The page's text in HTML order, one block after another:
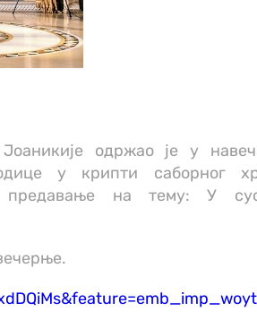
одржао је у
у крипти саборног
предавање на тему: У